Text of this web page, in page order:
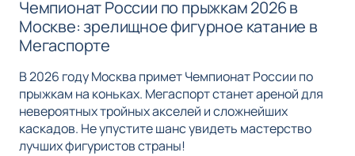
Чемпионат России по прыжкам 2026 в
Москве: зрелищное фигурное катание в
Мегаспорте
В 2026 году Москва примет Чемпионат России по
прыжкам на коньках. Мегаспорт станет ареной для
невероятных тройных акселей и сложнейших
каскадов. Не упустите шанс увидеть мастерство
лучших фигуристов страны!